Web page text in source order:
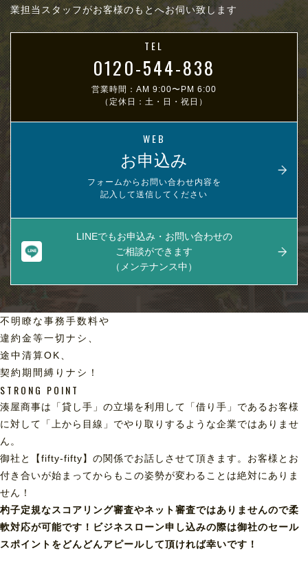
業担当スタッフがお客様のもとへお伺い致します
TEL
0120-544-838
営業時間：AM 9:00〜PM 6:00
（定休日：土・日・祝日）
WEB
お申込み
フォームからお問い合わせ内容を
記入して送信してください
LINEでもお申込み・お問い合わせの
ご相談ができます
（メンテナンス中）
不明瞭な事務手数料や
違約金等一切ナシ、
途中清算OK、
契約期間縛りナシ！
STRONG POINT
湊屋商事は「貸し手」の立場を利用して「借り手」であるお客様
に対して「上から目線」でやり取りするような企業ではありませ
ん。
御社と【fifty-fifty】の関係でお話しさせて頂きます。お客様とお
付き合いが始まってからもこの姿勢が変わることは絶対にありま
せん！
杓子定規なスコアリング審査やネット審査ではありませんので柔
軟対応が可能です！ビジネスローン申し込みの際は御社のセール
スポイントをどんどんアピールして頂ければ幸いです！